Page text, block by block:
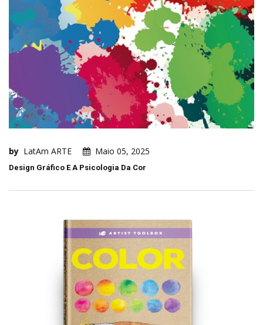
by LatAm ARTE Maio 05, 2025
Design Gráfico E A Psicologia Da Cor